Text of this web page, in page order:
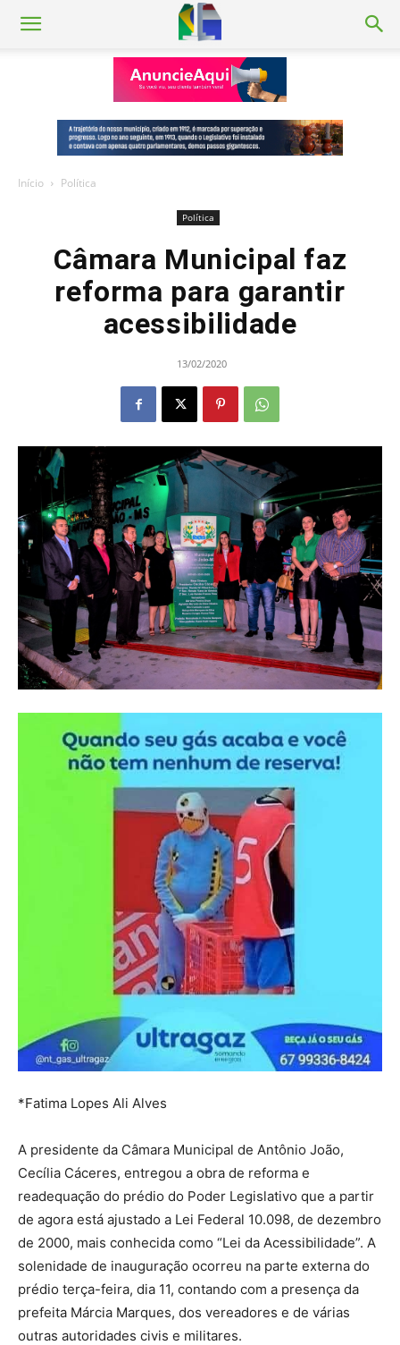
Início Política
Política
Câmara Municipal faz
reforma para garantir
acessibilidade
13/02/2020
*Fatima Lopes Ali Alves
A presidente da Câmara Municipal de Antônio João,
Cecília Cáceres, entregou a obra de reforma e
readequação do prédio do Poder Legislativo que a partir
de agora está ajustado a Lei Federal 10.098, de dezembro
de 2000, mais conhecida como “Lei da Acessibilidade”. A
solenidade de inauguração ocorreu na parte externa do
prédio terça-feira, dia 11, contando com a presença da
prefeita Márcia Marques, dos vereadores e de várias
outras autoridades civis e militares.